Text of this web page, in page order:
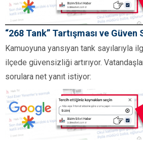
“268 Tank” Tartışması ve Güven
Kamuoyuna yansıyan tank sayılarıyla
ilçede güvensizliği artırıyor.
sorulara net yanıt istiyor: